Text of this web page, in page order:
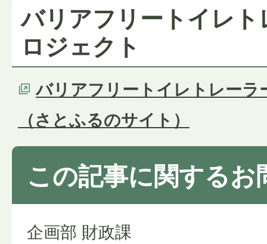
バリアフリートイレ
ロジェクト
バリアフリートイレトレーラ
（さとふるのサイト）
この記事に関するお
企画部 財政課